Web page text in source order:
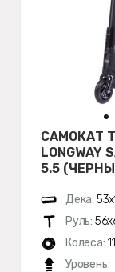
САМОКАТ
LONGWAY
5.5
Дека:
Руль:
Колеса:
Уровень: